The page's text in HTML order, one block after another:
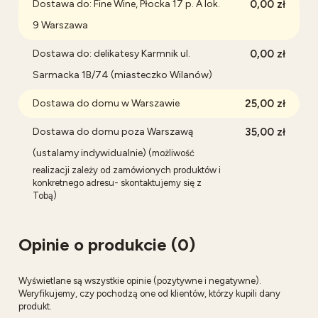
Dostawa do: Fine Wine, Płocka 17 p. A lok.
9 Warszawa
0,00 zł
Dostawa do: delikatesy Karmnik ul.
Sarmacka 1B/74 (miasteczko Wilanów)
0,00 zł
Dostawa do domu w Warszawie 25,00 zł
Dostawa do domu poza Warszawą
(ustalamy indywidualnie) (możliwość
realizacji zależy od zamówionych produktów i
konkretnego adresu- skontaktujemy się z
Tobą)
35,00 zł
Opinie o produkcie (0)
Wyświetlane są wszystkie opinie (pozytywne i negatywne).
Weryfikujemy, czy pochodzą one od klientów, którzy kupili dany
produkt.